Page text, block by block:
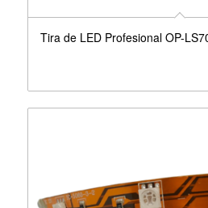
Tira de LED Profesional OP-